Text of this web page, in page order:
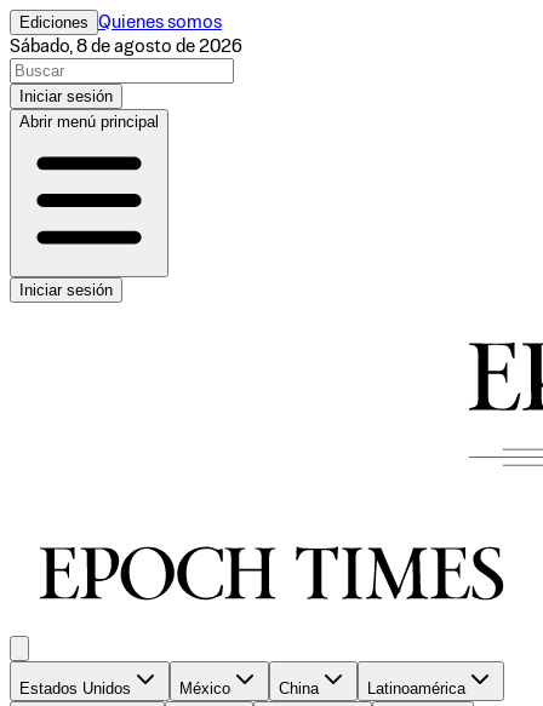
Ediciones Quienes somos
Sábado, 8 de agosto de 2026
Iniciar sesión
Abrir menú principal
Iniciar sesión
Estados Unidos México China Latinoamérica